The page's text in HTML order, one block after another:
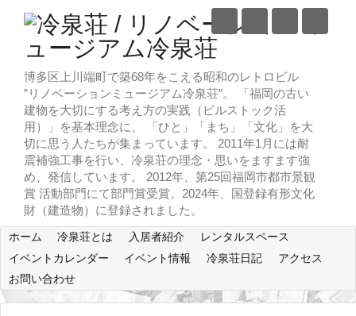
博多区上川端町で築68年をこえる昭和のレトロビル
”リノベーションミュージアム冷泉荘”。 「福岡の古い
建物を大切にする考え方の実践（ビルストック活
用）」を基本理念に、 「ひと」「まち」「文化」を大
切に思う人たちが集まっています。 2011年1月には耐
震補強工事を行い、冷泉荘の理念・思いをますます強
め、発信しています。 2012年、第25回福岡市都市景観
賞 活動部門にて部門賞受賞。2024年、国登録有形文化
財（建造物）に登録されました。
ホーム 冷泉荘とは 入居者紹介
レンタルスペース
イベントカレンダー
イベント情報 冷泉荘日記
アクセス
お問い合わせ